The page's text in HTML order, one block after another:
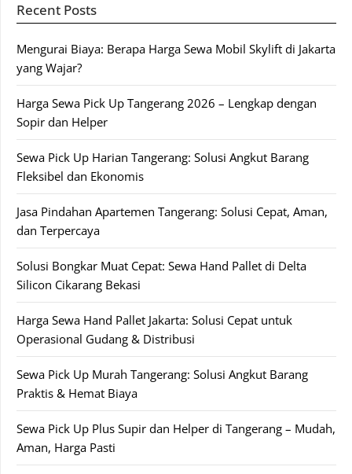
Recent Posts
Mengurai Biaya: Berapa Harga Sewa Mobil Skylift di Jakarta
yang Wajar?
Harga Sewa Pick Up Tangerang 2026 – Lengkap dengan
Sopir dan Helper
Sewa Pick Up Harian Tangerang: Solusi Angkut Barang
Fleksibel dan Ekonomis
Jasa Pindahan Apartemen Tangerang: Solusi Cepat, Aman,
dan Terpercaya
Solusi Bongkar Muat Cepat: Sewa Hand Pallet di Delta
Silicon Cikarang Bekasi
Harga Sewa Hand Pallet Jakarta: Solusi Cepat untuk
Operasional Gudang & Distribusi
Sewa Pick Up Murah Tangerang: Solusi Angkut Barang
Praktis & Hemat Biaya
Sewa Pick Up Plus Supir dan Helper di Tangerang – Mudah,
Aman, Harga Pasti